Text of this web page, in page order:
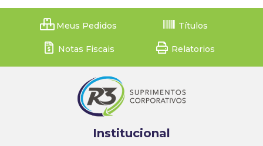
Meus Pedidos Títulos
Notas Fiscais Relatorios
Institucional